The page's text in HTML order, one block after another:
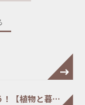
！【植物と暮…